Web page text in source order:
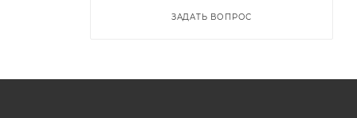
ЗАДАТЬ ВОПРОС